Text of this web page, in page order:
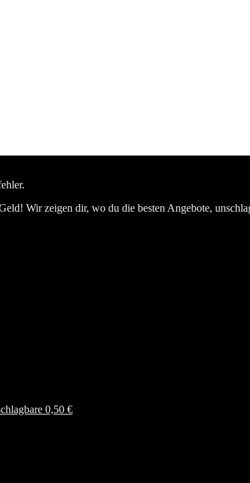
Wir zeigen dir, wo du die besten Angebote,
0,50 €